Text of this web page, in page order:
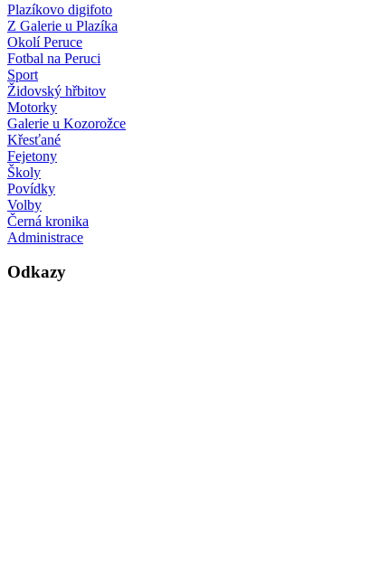
Plazíkovo digifoto
Z Galerie u Plazíka
Okolí Peruce
Fotbal na Peruci
Sport
Židovský hřbitov
Motorky
Galerie u Kozorožce
Křesťané
Fejetony
Školy
Povídky
Volby
Černá kronika
Administrace
Odkazy